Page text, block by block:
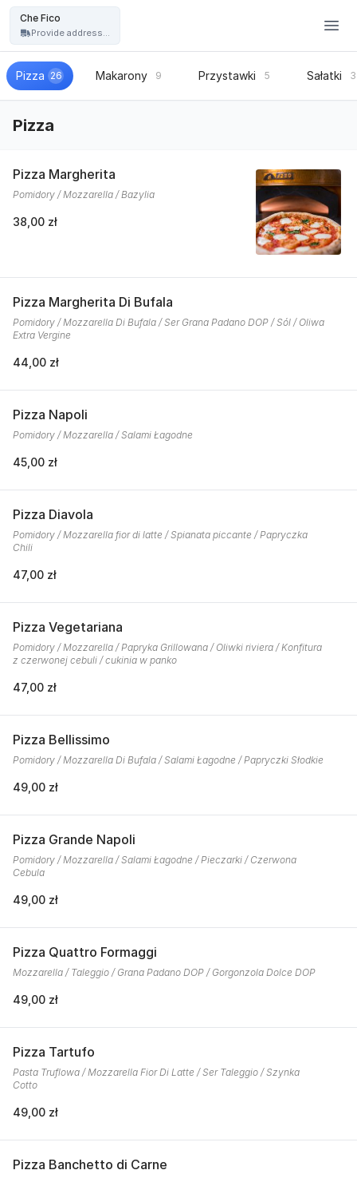
Che Fico
Provide address...
Pizza 26 Makarony 9 Przystawki 5 Sałatki 3
Pizza
Pizza Margherita
Pomidory / Mozzarella / Bazylia
38,00 zł
Pizza Margherita Di Bufala
Pomidory / Mozzarella Di Bufala / Ser Grana Padano DOP / Sól / Oliwa
Extra Vergine
44,00 zł
Pizza Napoli
Pomidory / Mozzarella / Salami Łagodne
45,00 zł
Pizza Diavola
Pomidory / Mozzarella fior di latte / Spianata piccante / Papryczka
Chili
47,00 zł
Pizza Vegetariana
Pomidory / Mozzarella / Papryka Grillowana / Oliwki riviera / Konfitura
z czerwonej cebuli / cukinia w panko
47,00 zł
Pizza Bellissimo
Pomidory / Mozzarella Di Bufala / Salami Łagodne / Papryczki Słodkie
49,00 zł
Pizza Grande Napoli
Pomidory / Mozzarella / Salami Łagodne / Pieczarki / Czerwona
Cebula
49,00 zł
Pizza Quattro Formaggi
Mozzarella / Taleggio / Grana Padano DOP / Gorgonzola Dolce DOP
49,00 zł
Pizza Tartufo
Pasta Truflowa / Mozzarella Fior Di Latte / Ser Taleggio / Szynka
Cotto
49,00 zł
Pizza Banchetto di Carne